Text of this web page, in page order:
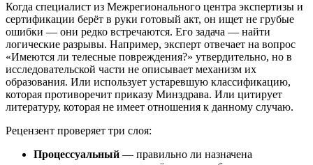
Когда специалист из Межрегионального центра экспертизы и
сертификации берёт в руки готовый акт, он ищет не грубые
ошибки — они редко встречаются. Его задача — найти
логические разрывы. Например, эксперт отвечает на вопрос
«Имеются ли телесные повреждения?» утвердительно, но в
исследовательской части не описывает механизм их
образования. Или использует устаревшую классификацию,
которая противоречит приказу Минздрава. Или цитирует
литературу, которая не имеет отношения к данному случаю.
Рецензент проверяет три слоя:
Процессуальный — правильно ли назначена